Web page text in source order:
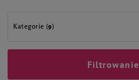
Kategorie (9)
Filtrowanie